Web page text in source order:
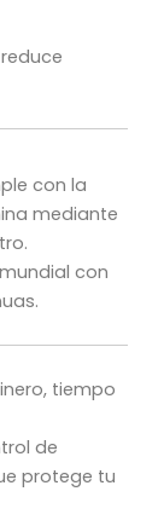
con la
mediante
con
tiempo
de
protege tu